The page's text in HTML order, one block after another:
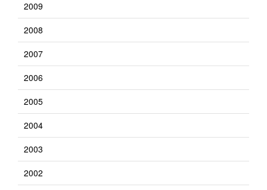
2009
2008
2007
2006
2005
2004
2003
2002